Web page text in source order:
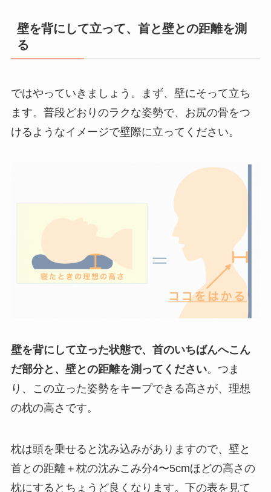
壁を背にして立って、首と壁との距離を測
る
ではやっていきましょう。まず、壁にそって立ち
ます。普段どおりのラクな姿勢で、お尻の骨をつ
けるようなイメージで壁際に立ってください。
壁を背にして立った状態で、首のいちばんへこん
だ部分と、壁との距離を測ってください。つま
り、この立った姿勢をキープできる高さが、理想
の枕の高さです。
枕は頭を乗せると沈み込みがありますので、壁と
首との距離＋枕の沈みこみ分4〜5cmほどの高さの
枕にするとちょうど良くなります。下の表を見て